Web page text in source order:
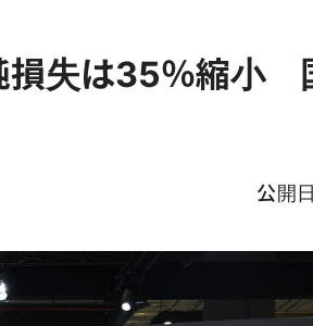
損失は35％縮小
公開